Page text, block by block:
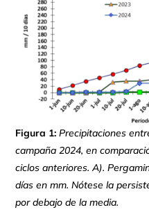
Figura 1: Precipitaciones
campaña 2024, en
ciclos anteriores. A).
días en mm. Nótese la
por debajo de la media.